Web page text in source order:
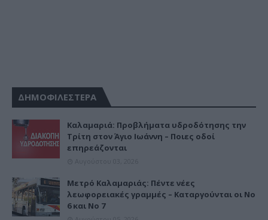
ΔΗΜΟΦΙΛΕΣΤΕΡΑ
Καλαμαριά: Προβλήματα υδροδότησης την
Τρίτη στον Άγιο Ιωάννη – Ποιες οδοί
επηρεάζονται
Μετρό Καλαμαριάς: Πέντε νέες
λεωφορειακές γραμμές – Καταργούνται οι Νο
6 και Νο 7